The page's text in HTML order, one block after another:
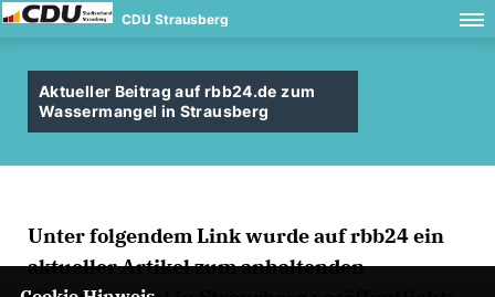
CDU Strausberg
Aktueller Beitrag auf rbb24.de zum
Wassermangel in Strausberg
Unter folgendem Link wurde auf rbb24 ein
aktueller Artikel zum anhaltenden